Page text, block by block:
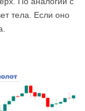
тела. Если оно